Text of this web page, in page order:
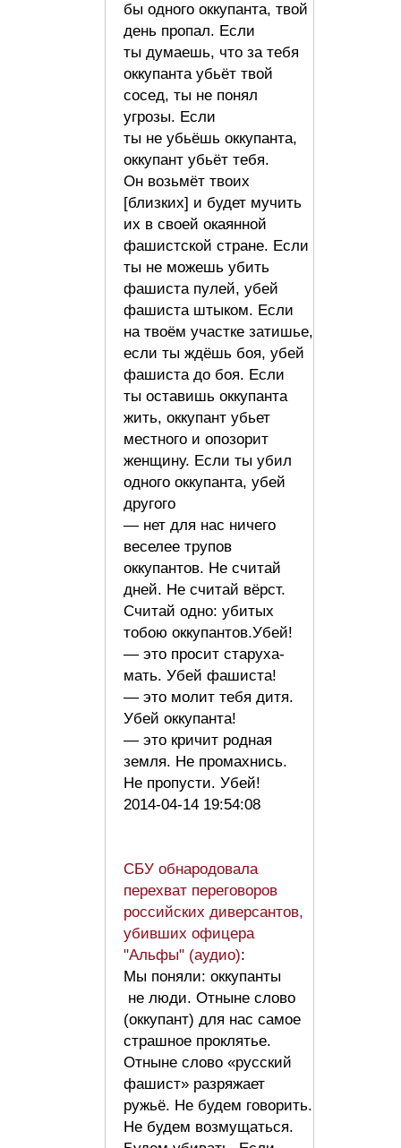
бы одного оккупанта, твой
день пропал. Если
ты думаешь, что за тебя
оккупанта убьёт твой
сосед, ты не понял
угрозы. Если
ты не убьёшь оккупанта,
оккупант убьёт тебя.
Он возьмёт твоих
[близких] и будет мучить
их в своей окаянной
фашистской стране. Если
ты не можешь убить
фашиста пулей, убей
фашиста штыком. Если
на твоём участке затишье,
если ты ждёшь боя, убей
фашиста до боя. Если
ты оставишь оккупанта
жить, оккупант убьет
местного и опозорит
женщину. Если ты убил
одного оккупанта, убей
другого
— нет для нас ничего
веселее трупов
оккупантов. Не считай
дней. Не считай вёрст.
Считай одно: убитых
тобою оккупантов.Убей!
— это просит старуха-
мать. Убей фашиста!
— это молит тебя дитя.
Убей оккупанта!
— это кричит родная
земля. Не промахнись.
Не пропусти. Убей!
2014-04-14 19:54:08
СБУ обнародовала
перехват переговоров
российских диверсантов,
убивших офицера
"Альфы" (аудио):
Мы поняли: оккупанты
не люди. Отныне слово
(оккупант) для нас самое
страшное проклятье.
Отныне слово «русский
фашист» разряжает
ружьё. Не будем говорить.
Не будем возмущаться.